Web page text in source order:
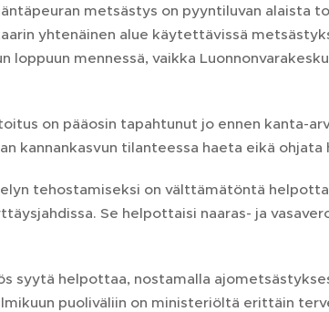
metsästys on pyyntiluvan alaista
yhtenäinen alue käytettävissä
loppuun mennessä, vaikka
on pääosin tapahtunut jo ennen kanta-
kannankasvun tilanteessa haeta eikä
tehostamiseksi on välttämätöntä
Se helpottaisi naaras- ja
syytä helpottaa, nostamalla
puoliväliin on ministeriöltä erittäin